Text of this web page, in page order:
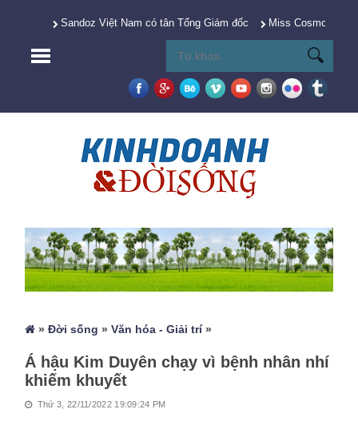
Sandoz Việt Nam có tân Tổng Giám đốc Miss Cosmo 2025
»Đời sống »Văn hóa - Giải trí»
Á hậu Kim Duyên chạy vì bệnh nhân nhí
khiếm khuyết
Thứ 3, 22/11/2022 19:09:24 PM